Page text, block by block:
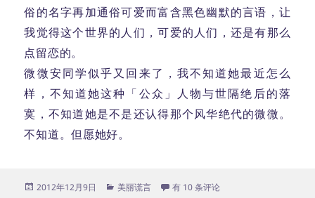
俗的名字再加通俗可爱而富含黑色幽默的言语，让
我觉得这个世界的人们，可爱的人们，还是有那么
点留恋的。
微微安同学似乎又回来了，我不知道她最近怎么
样，不知道她这种「公众」人物与世隔绝后的落
寞，不知道她是不是还认得那个风华绝代的微微。
不知道。但愿她好。
发
2012年12月9日
分
美丽谎言 无话可说
有 10 条评论